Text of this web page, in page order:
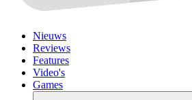
Nieuws
Reviews
Features
Video's
Games